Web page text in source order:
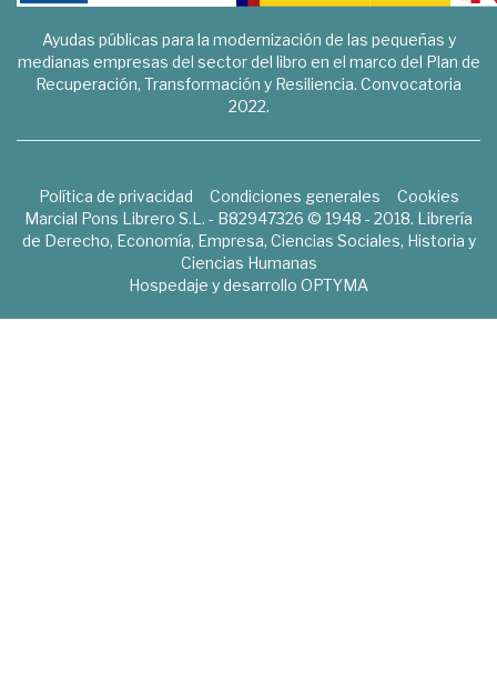
Ayudas públicas para la modernización de las pequeñas y
medianas empresas del sector del libro en el marco del Plan de
Recuperación, Transformación y Resiliencia. Convocatoria
2022.
Política de privacidad Condiciones generales
Cookies
Marcial Pons Librero S.L. - B82947326 © 1948 - 2018. Librería
de Derecho, Economía, Empresa, Ciencias Sociales, Historia y
Ciencias Humanas
Hospedaje y desarrollo OPTYMA